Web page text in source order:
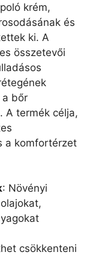
krém,
és
ki. A
összetevői
a bőr
A termék célja,
a komfortérzet
: Növényi
csökkenteni